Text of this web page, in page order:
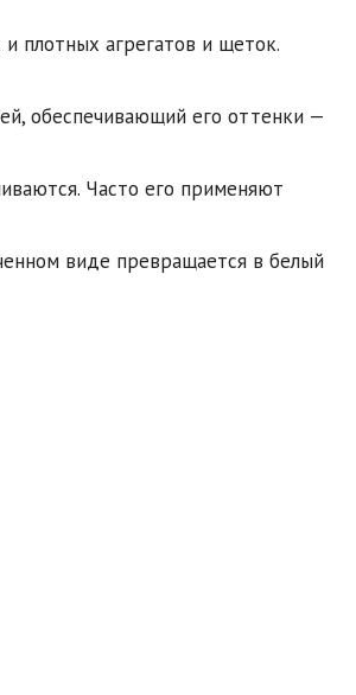
плотных агрегатов и щеток.
обеспечивающий его оттенки —
Часто его применяют
виде превращается в белый